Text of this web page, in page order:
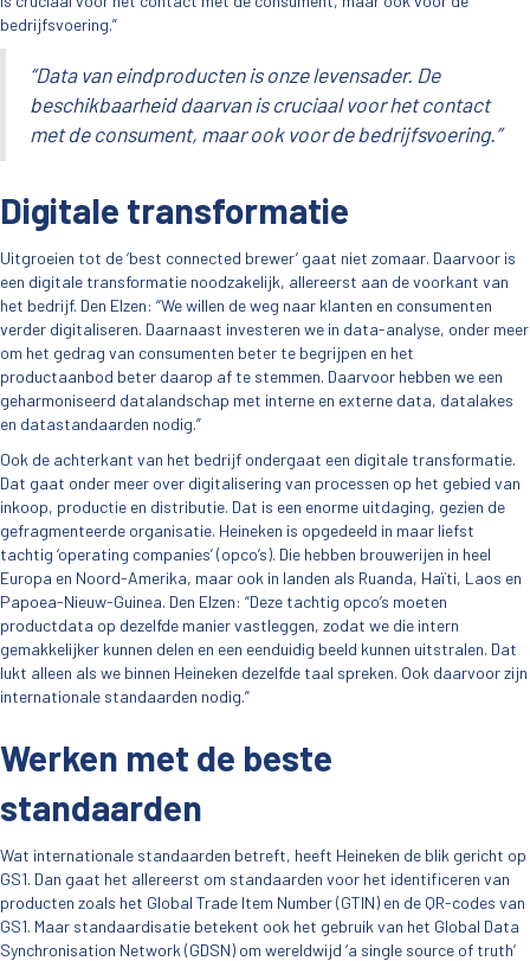
bedrijfsvoering.”
“Data van eindproducten is onze levensader. De
beschikbaarheid daarvan is cruciaal voor het contact
met de consument, maar ook voor de bedrijfsvoering.”
Digitale transformatie
Uitgroeien tot de ‘best connected brewer’ gaat niet zomaar. Daarvoor is
een digitale transformatie noodzakelijk, allereerst aan de voorkant van
het bedrijf. Den Elzen: “We willen de weg naar klanten en consumenten
verder digitaliseren. Daarnaast investeren we in data-analyse, onder meer
om het gedrag van consumenten beter te begrijpen en het
productaanbod beter daarop af te stemmen. Daarvoor hebben we een
geharmoniseerd datalandschap met interne en externe data, datalakes
en datastandaarden nodig.”
Ook de achterkant van het bedrijf ondergaat een digitale transformatie.
Dat gaat onder meer over digitalisering van processen op het gebied van
inkoop, productie en distributie. Dat is een enorme uitdaging, gezien de
gefragmenteerde organisatie. Heineken is opgedeeld in maar liefst
tachtig ‘operating companies’ (opco’s). Die hebben brouwerijen in heel
Europa en Noord-Amerika, maar ook in landen als Ruanda, Haïti, Laos en
Papoea-Nieuw-Guinea. Den Elzen: “Deze tachtig opco’s moeten
productdata op dezelfde manier vastleggen, zodat we die intern
gemakkelijker kunnen delen en een eenduidig beeld kunnen uitstralen. Dat
lukt alleen als we binnen Heineken dezelfde taal spreken. Ook daarvoor zijn
internationale standaarden nodig.”
Werken met de beste
standaarden
Wat internationale standaarden betreft, heeft Heineken de blik gericht op
GS1. Dan gaat het allereerst om standaarden voor het identificeren van
producten zoals het Global Trade Item Number (GTIN) en de QR-codes van
GS1. Maar standaardisatie betekent ook het gebruik van het Global Data
Synchronisation Network (GDSN) om wereldwijd ‘a single source of truth’